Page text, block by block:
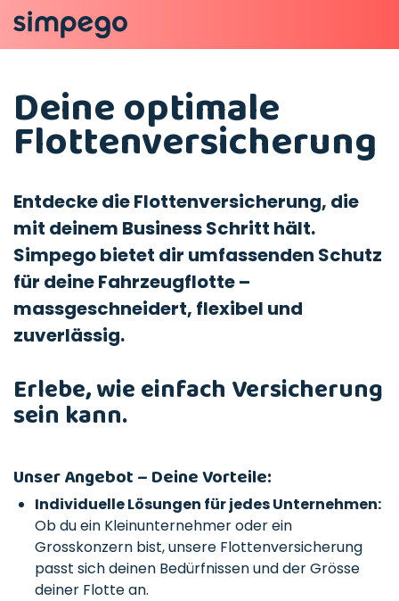
Deine optimale
Flottenversicherung
Entdecke die Flottenversicherung, die
mit deinem Business Schritt hält.
Simpego bietet dir umfassenden Schutz
für deine Fahrzeugflotte –
massgeschneidert, flexibel und
zuverlässig.
Erlebe, wie einfach Versicherung
sein kann.
Unser Angebot – Deine Vorteile:
Individuelle Lösungen für jedes Unternehmen:
Ob du ein Kleinunternehmer oder ein
Grosskonzern bist, unsere Flottenversicherung
passt sich deinen Bedürfnissen und der Grösse
deiner Flotte an.